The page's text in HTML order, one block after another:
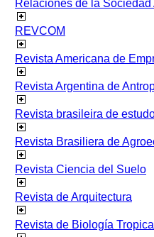
Relaciones de la
REVCOM
Revista Americana de
Revista Argentina de
Revista brasileira de
Revista Brasiliera de
Revista Ciencia del Suelo
Revista de Arquitectura
Revista de Biología Tropical